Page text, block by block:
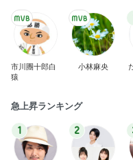
市川團十郎白
猿
小林麻央
急上昇ランキング
1 2